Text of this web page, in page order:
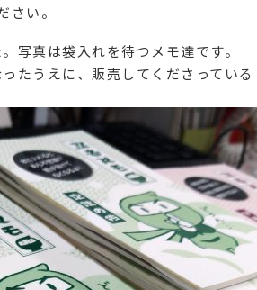
い。
写真は袋入れを待つメモ達です。
たうえに、販売してくださってい